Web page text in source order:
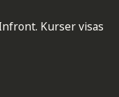
Kurser visas